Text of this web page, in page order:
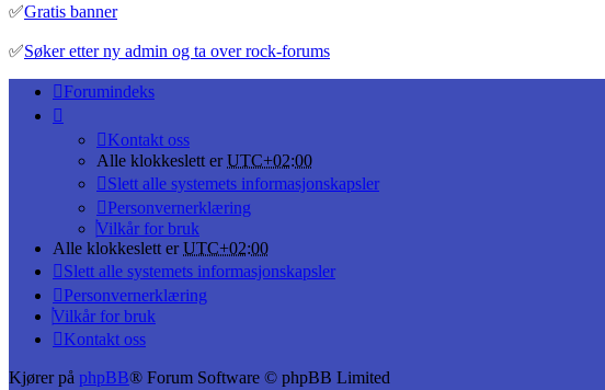
✅Gratis banner
✅Søker etter ny admin og ta over rock-forums
Forumindeks
Kontakt oss
Alle klokkeslett erUTC+02:00
Slett alle systemets informasjonskapsler
Personvernerklæring
Vilkår for bruk
Alle klokkeslett erUTC+02:00
Slett alle systemets informasjonskapsler
Personvernerklæring
Vilkår for bruk
Kontakt oss
Kjører på phpBB® Forum Software © phpBB Limited